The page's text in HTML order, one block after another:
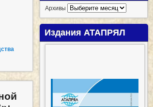
Архивы
Издания АТАПРЯЛ